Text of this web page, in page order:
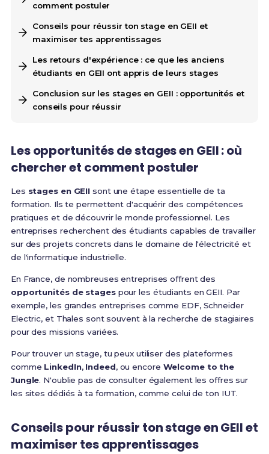
comment postuler
Conseils pour réussir ton stage en GEII et
maximiser tes apprentissages
Les retours d'expérience : ce que les anciens
étudiants en GEII ont appris de leurs stages
Conclusion sur les stages en GEII : opportunités et
conseils pour réussir
Les opportunités de stages en GEII : où
chercher et comment postuler
Les stages en GEII sont une étape essentielle de ta
formation. Ils te permettent d'acquérir des compétences
pratiques et de découvrir le monde professionnel. Les
entreprises recherchent des étudiants capables de travailler
sur des projets concrets dans le domaine de l'électricité et
de l'informatique industrielle.
En France, de nombreuses entreprises offrent des
opportunités de stagespour les étudiants en GEII. Par
exemple, les grandes entreprises comme EDF, Schneider
Electric, et Thales sont souvent à la recherche de stagiaires
pour des missions variées.
Pour trouver un stage, tu peux utiliser des plateformes
comme LinkedIn, Indeed, ou encore Welcome to the
Jungle. N'oublie pas de consulter également les offres sur
les sites dédiés à ta formation, comme celui de ton IUT.
Conseils pour réussir ton stage en GEII et
maximiser tes apprentissages